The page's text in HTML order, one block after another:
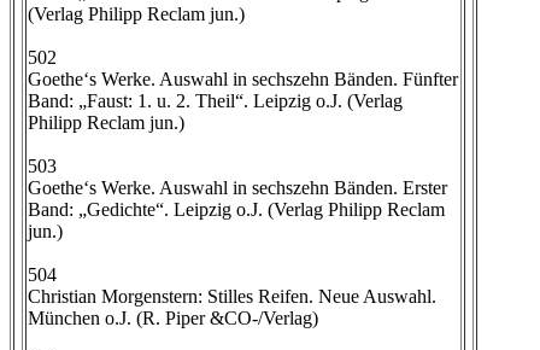
(Verlag Philipp Reclam jun.)
502
Goethe‘s Werke. Auswahl in sechszehn Bänden. Fünfter
Band: „Faust: 1. u. 2. Theil“. Leipzig o.J. (Verlag
Philipp Reclam jun.)
503
Goethe‘s Werke. Auswahl in sechszehn Bänden. Erster
Band: „Gedichte“. Leipzig o.J. (Verlag Philipp Reclam
jun.)
504
Christian Morgenstern: Stilles Reifen. Neue Auswahl.
München o.J. (R. Piper &CO-/Verlag)